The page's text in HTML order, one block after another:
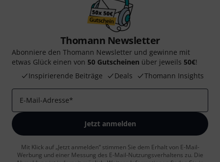
Gefällt Ihnen, was Sie sehen?
Teilen Hilfe & Feedback
Thomann Newsletter
Abonniere den Thomann Newsletter und gewinne mit
etwas Glück einen von50 Gutscheinenüber jeweils50€!